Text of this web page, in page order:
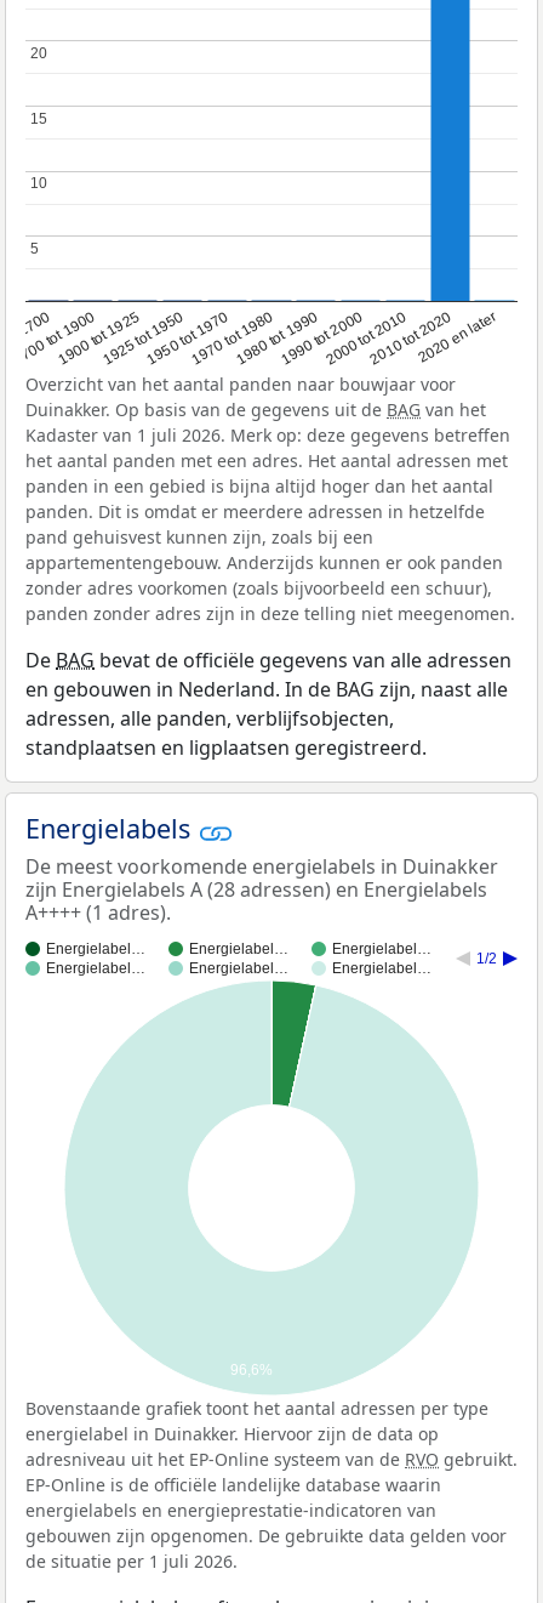
1700
1700 tot 1900
1900 tot 19251925 tot 19501950 tot 19701970 tot 19801980 tot 19901990 tot 20002000 tot 20102010 tot 20202020 en later
5
5
10
10
15
15
20
20
Overzicht van het aantal panden naar bouwjaar voor
Duinakker. Op basis van de gegevens uit de BAG van het
Kadaster van 1 juli 2026. Merk op: deze gegevens betreffen
het aantal panden met een adres. Het aantal adressen met
panden in een gebied is bijna altijd hoger dan het aantal
panden. Dit is omdat er meerdere adressen in hetzelfde
pand gehuisvest kunnen zijn, zoals bij een
appartementengebouw. Anderzijds kunnen er ook panden
zonder adres voorkomen (zoals bijvoorbeeld een schuur),
panden zonder adres zijn in deze telling niet meegenomen.
De BAG bevat de officiële gegevens van alle adressen
en gebouwen in Nederland. In de BAG zijn, naast alle
adressen, alle panden, verblijfsobjecten,
standplaatsen en ligplaatsen geregistreerd.
Energielabels
De meest voorkomende energielabels in Duinakker
zijn Energielabels A (28 adressen) en Energielabels
A++++ (1 adres).
Energielabel… Energielabel…
Energielabel…
Energielabel…
Energielabel… Energielabel…
1/2
96,6%
Bovenstaande grafiek toont het aantal adressen per type
energielabel in Duinakker. Hiervoor zijn de data op
adresniveau uit het EP-Online systeem van de RVO gebruikt.
EP-Online is de officiële landelijke database waarin
energielabels en energieprestatie-indicatoren van
gebouwen zijn opgenomen. De gebruikte data gelden voor
de situatie per 1 juli 2026.